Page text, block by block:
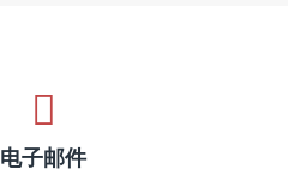
电子邮件